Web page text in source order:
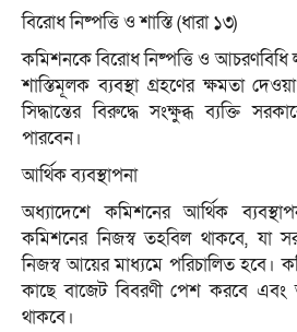
বিরোধ নিষ্পত্তি ও শাস্তি (ধারা ১৩)
কমিশনকে বিরোধ নিষ্পত্তি ও আচরণবিধি
শাস্তিমূলক ব্যবস্থা গ্রহণের ক্ষমতা
সিদ্ধান্তের বিরুদ্ধে সংক্ষুব্ধ ব্যক্তি
পারবেন।
আর্থিক ব্যবস্থাপনা
অধ্যাদেশে কমিশনের আর্থিক
কমিশনের নিজস্ব তহবিল থাকবে, যা
নিজস্ব আয়ের মাধ্যমে পরিচালিত হবে।
কাছে বাজেট বিবরণী পেশ করবে এবং
থাকবে।